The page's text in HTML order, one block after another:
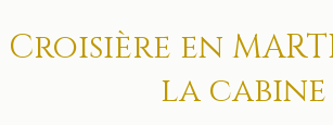
Croisière en
la cabine